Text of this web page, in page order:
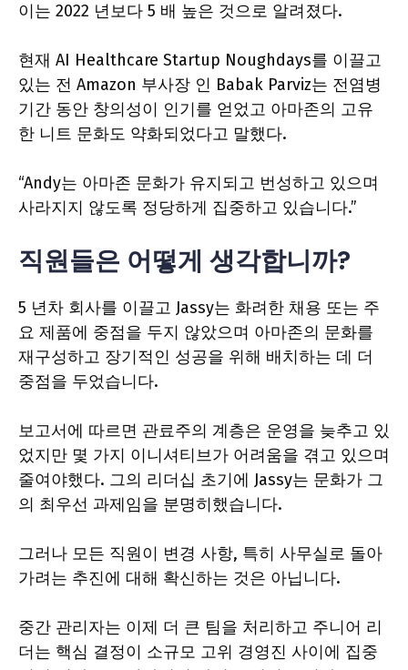
이는 2022 년보다 5 배 높은 것으로 알려졌다.
현재 AI Healthcare Startup Noughdays를 이끌고
있는 전 Amazon 부사장 인 Babak Parviz는 전염병
기간 동안 창의성이 인기를 얻었고 아마존의 고유
한 니트 문화도 약화되었다고 말했다.
“Andy는 아마존 문화가 유지되고 번성하고 있으며
사라지지 않도록 정당하게 집중하고 있습니다.”
직원들은 어떻게 생각합니까?
5 년차 회사를 이끌고 Jassy는 화려한 채용 또는 주
요 제품에 중점을 두지 않았으며 아마존의 문화를
재구성하고 장기적인 성공을 위해 배치하는 데 더
중점을 두었습니다.
보고서에 따르면 관료주의 계층은 운영을 늦추고 있
었지만 몇 가지 이니셔티브가 어려움을 겪고 있으며
줄여야했다. 그의 리더십 초기에 Jassy는 문화가 그
의 최우선 과제임을 분명히했습니다.
그러나 모든 직원이 변경 사항, 특히 사무실로 돌아
가려는 추진에 대해 확신하는 것은 아닙니다.
중간 관리자는 이제 더 큰 팀을 처리하고 주니어 리
더는 핵심 결정이 소규모 고위 경영진 사이에 집중